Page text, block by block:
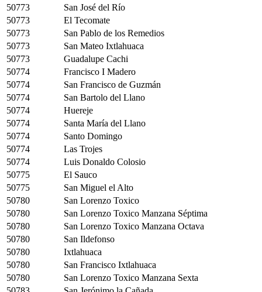
50773
San José del Río
50773
El Tecomate
50773
San Pablo de los Remedios
50773
San Mateo Ixtlahuaca
50773
Guadalupe Cachi
50774
Francisco I Madero
50774
San Francisco de Guzmán
50774
San Bartolo del Llano
50774
Huereje
50774
Santa María del Llano
50774
Santo Domingo
50774
Las Trojes
50774
Luis Donaldo Colosio
50775
El Sauco
50775
San Miguel el Alto
50780
San Lorenzo Toxico
50780
San Lorenzo Toxico Manzana Séptima
50780
San Lorenzo Toxico Manzana Octava
50780
San Ildefonso
50780
Ixtlahuaca
50780
San Francisco Ixtlahuaca
50780
San Lorenzo Toxico Manzana Sexta